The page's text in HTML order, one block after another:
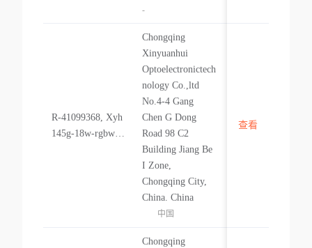
-
R-41099368, Xyh
145g-18w-rgbw (l
Chongqing
Xinyuanhui
Optoelectronictech
nology Co.,ltd
No.4-4 Gang
Chen G Dong
Road 98 C2
Building Jiang Be
I Zone,
Chongqing City,
China. China
中国
中国
查看
Chongqing